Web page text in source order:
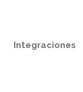
Integraciones